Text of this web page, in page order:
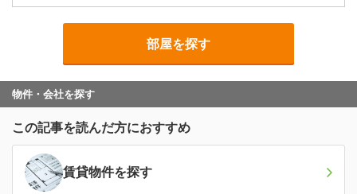
部屋を探す
物件・会社を探す
この記事を読んだ方におすすめ
賃貸物件を探す